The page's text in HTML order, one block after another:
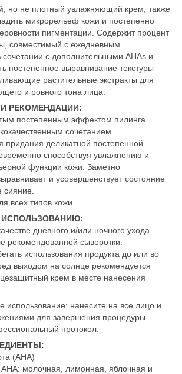
, но не плотный увлажняющий крем, также
микрорельеф кожи и постепенно
пигментации. Содержит процент
совместимый с ежедневным
сочетании с дополнительными AHAs и
постепенное выравнивание текстуры
растительные экстракты для
и ровного тона лица.
РЕКОМЕНДАЦИИ:
постепенным эффектом пилинга
сочетанием
придания деликатной постепенной
способствуя увлажнению и
функции кожи. Заметно
и усовершенствует состояние
сияние.
всех типов кожи.
ИСПОЛЬЗОВАНИЮ:
дневного и/или ночного ухода
рекомендованной сыворотки.
использования продукта до или во
выходом на солнце рекомендуется
крем в месте нанесения
использование: нанесите на все лицо и
для завершения процедуры.
протокол.
(AHA)
молочная, лимонная, яблочная и